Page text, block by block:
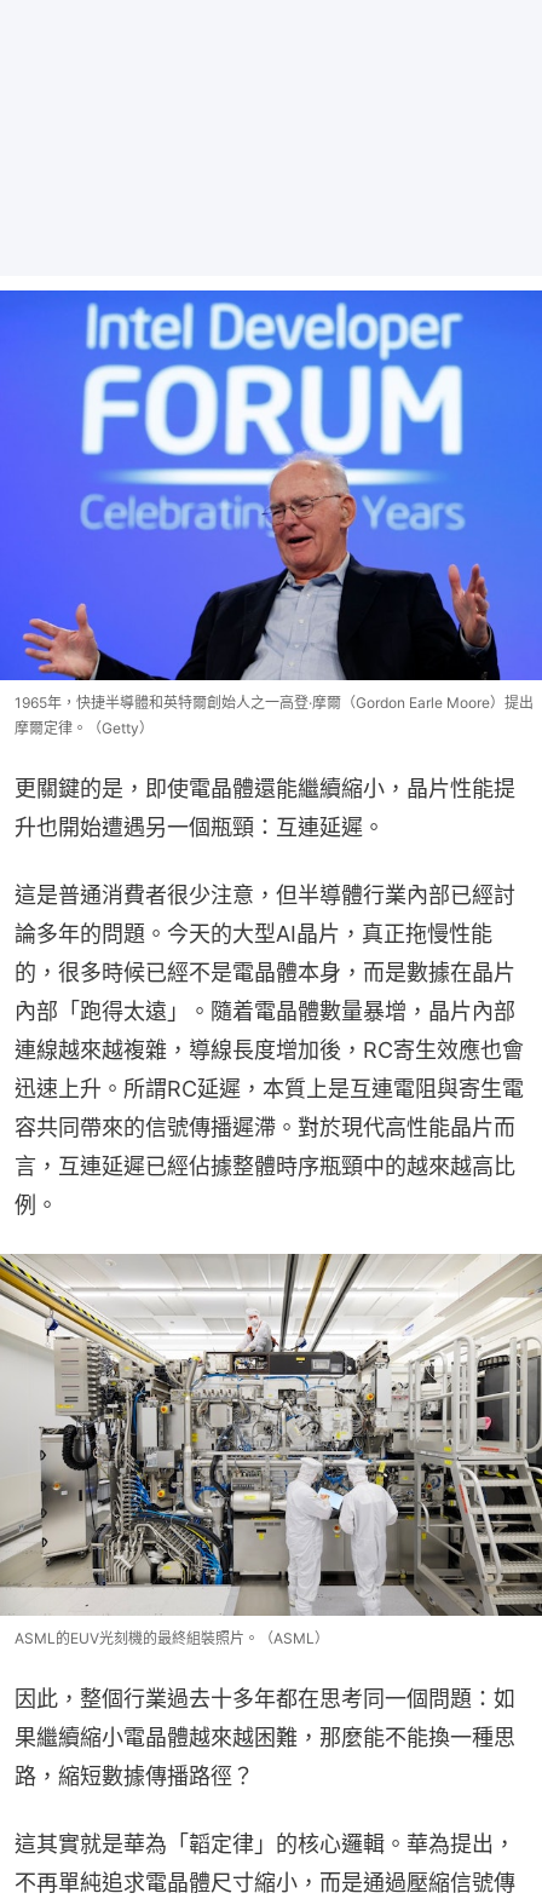
1965年，快捷半導體和英特爾創始人之一高登·摩爾（Gordon Earle Moore）提出
摩爾定律。（Getty）
更關鍵的是，即使電晶體還能繼續縮小，晶片性能提
升也開始遭遇另一個瓶頸：互連延遲。
這是普通消費者很少注意，但半導體行業內部已經討
論多年的問題。今天的大型AI晶片，真正拖慢性能
的，很多時候已經不是電晶體本身，而是數據在晶片
內部「跑得太遠」。隨着電晶體數量暴增，晶片內部
連線越來越複雜，導線長度增加後，RC寄生效應也會
迅速上升。所謂RC延遲，本質上是互連電阻與寄生電
容共同帶來的信號傳播遲滯。對於現代高性能晶片而
言，互連延遲已經佔據整體時序瓶頸中的越來越高比
例。
ASML的EUV光刻機的最終組裝照片。（ASML）
因此，整個行業過去十多年都在思考同一個問題：如
果繼續縮小電晶體越來越困難，那麼能不能換一種思
路，縮短數據傳播路徑？
這其實就是華為「韜定律」的核心邏輯。華為提出，
不再單純追求電晶體尺寸縮小，而是通過壓縮信號傳